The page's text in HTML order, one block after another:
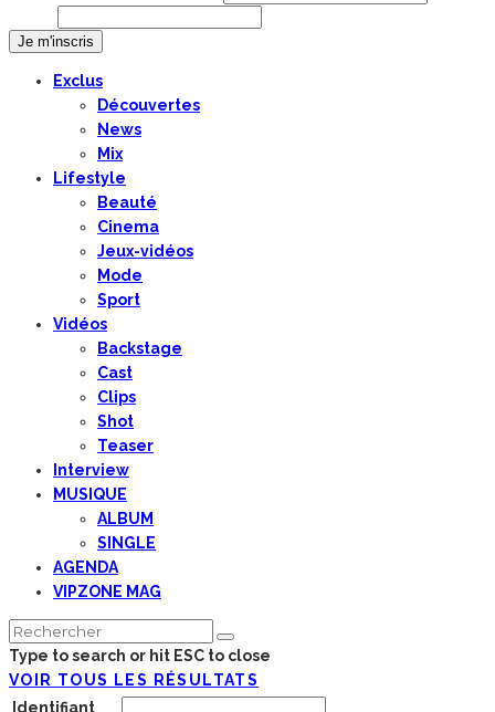
Exclus
Découvertes
News
Mix
Lifestyle
Beauté
Cinema
Jeux-vidéos
Mode
Sport
Vidéos
Backstage
Cast
Clips
Shot
Teaser
Interview
MUSIQUE
ALBUM
SINGLE
AGENDA
VIPZONE MAG
Type to search or hit ESC to close
VOIR TOUS LES RÉSULTATS
Identifiant